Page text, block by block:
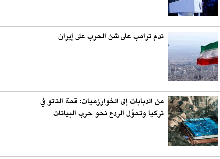
ندم ترامب على شن الحرب على إيران
من الدبابات إلى الخوارزميات: قمة الناتو في
تركيا وتحوّل الردع نحو حرب البيانات